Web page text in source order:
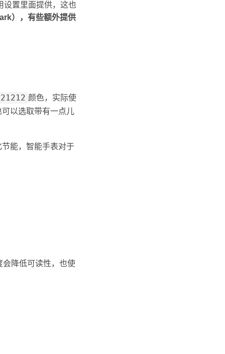
设置里面提供，这也
），有些额外提供
颜色，实际使
以选取带有一点儿
能，智能手表对于
会降低可读性，也使